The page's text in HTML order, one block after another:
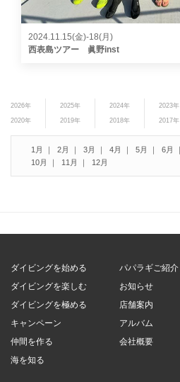
2024.11.15(金)-18(月)
西表島ツアー 眞野inst
2026年 2025年 2024年 2023年
2020年 2019年 2018年 2017年
1月 2月 3月 4月 5月 6月
10月
11月 12月
ダイビングを始める
ダイビングを楽しむ
ダイビングを極める
キャンペーン
仲間を作る
海を知る
パパラギご紹介
お知らせ
店舗案内
アルバム
会社概要